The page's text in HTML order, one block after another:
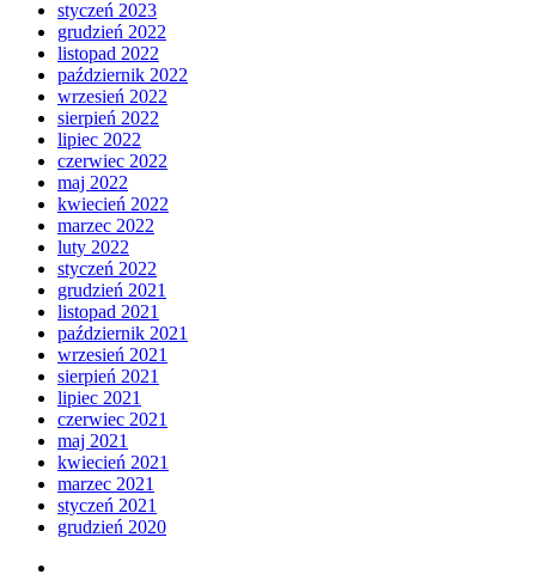
styczeń 2023
grudzień 2022
listopad 2022
październik 2022
wrzesień 2022
sierpień 2022
lipiec 2022
czerwiec 2022
maj 2022
kwiecień 2022
marzec 2022
luty 2022
styczeń 2022
grudzień 2021
listopad 2021
październik 2021
wrzesień 2021
sierpień 2021
lipiec 2021
czerwiec 2021
maj 2021
kwiecień 2021
marzec 2021
styczeń 2021
grudzień 2020